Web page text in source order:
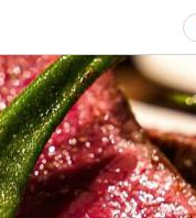
ログイン・無料会員登録
応募画面へ進む